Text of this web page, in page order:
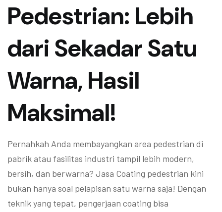
Pedestrian: Lebih
dari Sekadar Satu
Warna, Hasil
Maksimal!
Pernahkah Anda membayangkan area pedestrian di
pabrik atau fasilitas industri tampil lebih modern,
bersih, dan berwarna? Jasa Coating pedestrian kini
bukan hanya soal pelapisan satu warna saja! Dengan
teknik yang tepat, pengerjaan coating bisa